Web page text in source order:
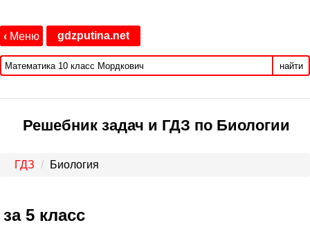
‹ Меню gdzputina.net
найти
Решебник задач и ГДЗ по Биологии
ГДЗ Биология
за 5 класс